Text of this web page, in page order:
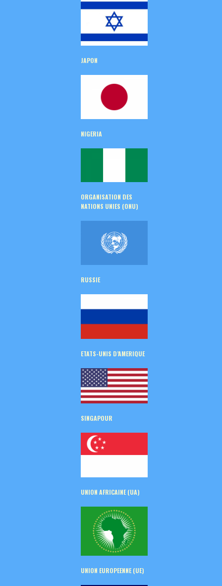
JAPON
NIGERIA
ORGANISATION DES
NATIONS UNIES (ONU)
RUSSIE
ETATS-UNIS D’AMERIQUE
SINGAPOUR
UNION AFRICAINE (UA)
UNION EUROPEENNE (UE)